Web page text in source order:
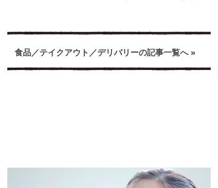
食品／テイクアウト／デリバリーの記事一覧へ »